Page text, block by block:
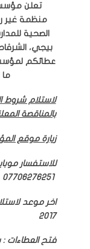
تعلن
منظمة غير
الصحية
بيجي،
عطائكم
لاستلام شروط
بالمناقصة
زيارة موقع
07706276251
2017